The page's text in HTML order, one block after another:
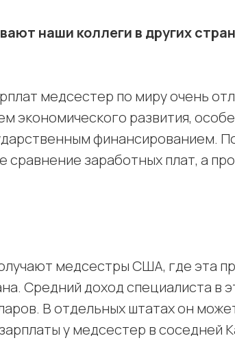
наши коллеги в других
медсестер по миру очень
экономического развития,
финансированием.
сравнение заработных плат, а
медсестры США, где эта
Средний доход специалиста в
В отдельных штатах он
у медсестер в соседней